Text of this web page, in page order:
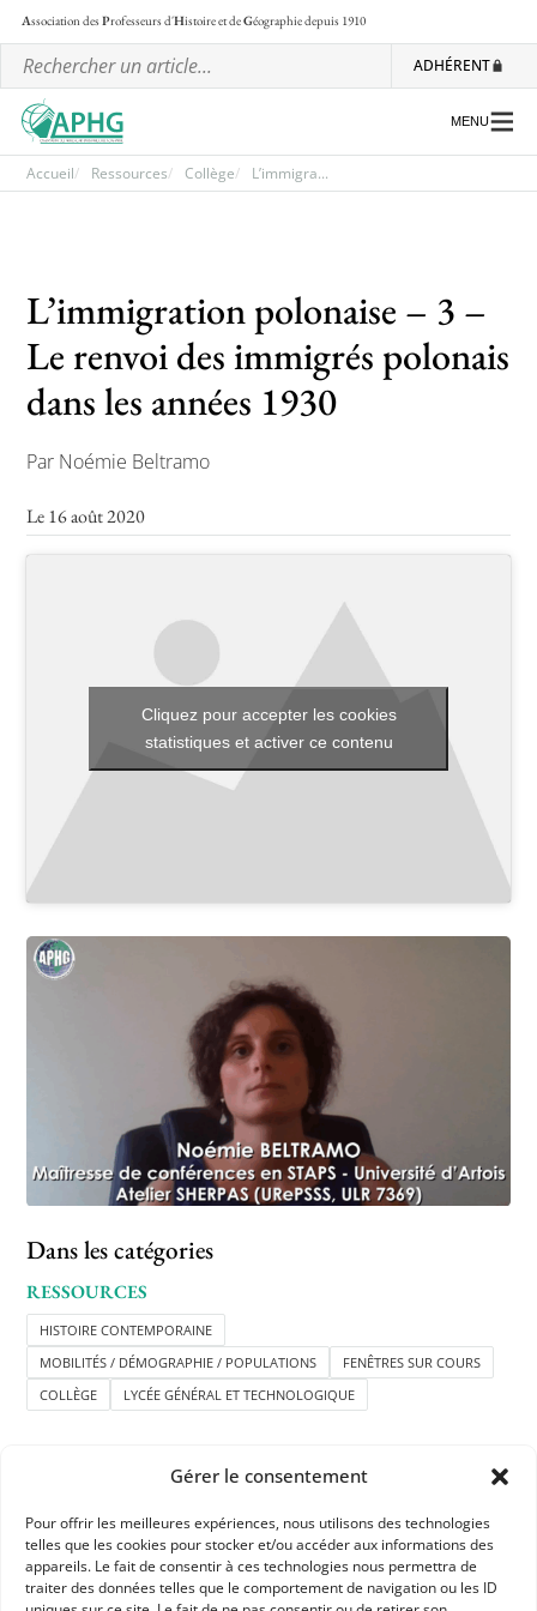
Gérer le consentement
Pour offrir les meilleures expériences, nous utilisons des technologies
telles que les cookies pour stocker et/ou accéder aux informations des
appareils. Le fait de consentir à ces technologies nous permettra de
traiter des données telles que le comportement de navigation ou les ID
Association desProfesseurs d'Histoire et deGéographiedepuis 1910
ADHÉRENT
Les régionales
Les ateliers nationaux
Communiqués et motions
Toutes les actualités
Les rendez-vous de l’APHG
Concours de recrutement
Concours scolaires
Culture
MENU
Accueil Ressources Collège L’immigra...
L’immigration polonaise – 3 –
Le renvoi des immigrés polonais
dans les années 1930
Par Noémie Beltramo
Le 16 août 2020
Cliquez pour accepter les cookies
statistiques et activer ce contenu
Dans les catégories
RESSOURCES
HISTOIRE CONTEMPORAINE
MOBILITÉS / DÉMOGRAPHIE / POPULATIONS
FENÊTRES SUR COURS
COLLÈGE
LYCÉE GÉNÉRAL ET TECHNOLOGIQUE
APHG